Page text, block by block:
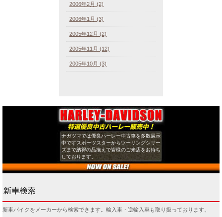
2006年2月 (2)
2006年1月 (3)
2005年12月 (2)
2005年11月 (12)
2005年10月 (3)
ナガツマでは優良ハーレー中古車を多数展示
中ですスポーツスターからツーリングシリー
ズまで納得の品揃えで皆様のご来店をお待ち
しております。
新車バイクをメーカーから検索できます。輸入車・逆輸入車も取り扱っております。